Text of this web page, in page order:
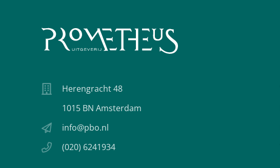
Herengracht 48
1015 BN Amsterdam
info@pbo.nl
(020) 6241934